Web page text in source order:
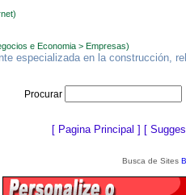
e Economia > Empresas)
especializada en la construcción,
Procurar
[ Pagina Principal ] [
Busca de Sites